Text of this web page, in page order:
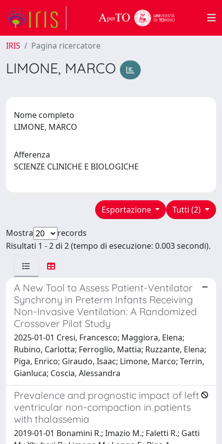
IRIS Pagina ricercatore
LIMONE, MARCO
Nome completo
LIMONE, MARCO
Afferenza
SCIENZE CLINICHE E BIOLOGICHE
Tutti (2)
Esportazione
Mostra
records
Risultati 1 - 2 di 2 (tempo di esecuzione: 0.003 secondi).
A New Tool to Assess Patient-Ventilator
Synchrony in Preterm Infants Receiving
Non-Invasive Ventilation: A Randomized
Crossover Pilot Study
2025-01-01 Cresi, Francesco; Maggiora, Elena;
Rubino, Carlotta; Ferroglio, Mattia; Ruzzante, Elena;
Piga, Enrico; Giraudo, Isaac; Limone, Marco; Terrin,
Gianluca; Coscia, Alessandra
Prevalence and prognostic impact of left
ventricular non-compaction in patients
with thalassemia
2019-01-01 Bonamini R.; Imazio M.; Faletti R.; Gatti